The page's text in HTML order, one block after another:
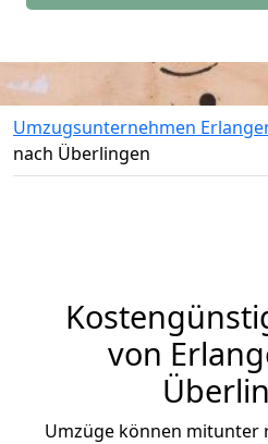
Umzugsunternehmen
nach Überlingen
von
Umzüge können mitunter